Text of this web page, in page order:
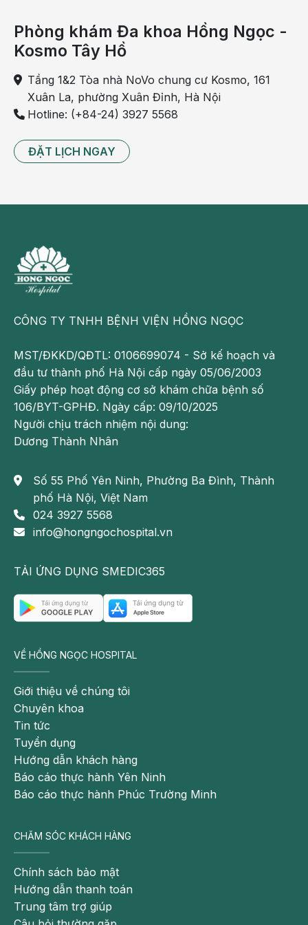
- Dạy trẻ cách rửa sạch mặt, tai và cổ
- Vệ sinh vùng kín sạch sẽ
Nếu trẻ không thích tắm, hãy dùng cách nào đó khiến
việc tắm trở nên thú vị trong mắt trẻ, ví dụ như sử dụng xà
trong lúc tắm.
Tắm gội thường xuyên để giữ thân thể sạch sẽ
Gội đầu và chải tóc
đến các vấn đề như chấy, gàu và nhiễm trùng da đầu. Trẻ
em nên được dạy để chăm sóc tóc giống như chăm sóc
làn da.
- Gội đầu ít nhất hai lần một tuần để giữ cho cho tóc
sạch bằng nước sạch.
khuyến khích con buộc hoặc tết tóc để tránh tiếp xúc trực
- Dạy trẻ hạn chế chia sẻ đồ vật cá nhân như lược, gối và
mũ.
- Cắt tỉa tóc thường xuyên cho trẻ
Có thể bạn quan tâm:
Xét nghiệm vi chất tại nhà cho trẻ em –
Hướng dẫn bổ sung canxi cho trẻ sơ sinh
Phương pháp chữa ho hiệu quả cho trẻ
Giữ cho đôi chân sạch sẽ
Phòng khám Đa khoa Hồng Ngọc -
Kosmo Tây Hồ
Tầng 1&2 Tòa nhà NoVo chung cư Kosmo, 161
Xuân La, phường Xuân Đỉnh, Hà Nội
Hotline: (+84-24) 3927 5568
ĐẶT LỊCH NGAY
CÔNG TY TNHH BỆNH VIỆN HỒNG NGỌC
MST/ĐKKD/QĐTL: 0106699074 - Sở kế hoạch và
đầu tư thành phố Hà Nội cấp ngày 05/06/2003
Giấy phép hoạt động cơ sở khám chữa bệnh số
106/BYT-GPHĐ. Ngày cấp: 09/10/2025
Người chịu trách nhiệm nội dung:
Dương Thành Nhân
Số 55 Phố Yên Ninh, Phường Ba Đình, Thành
phố Hà Nội, Việt Nam
024 3927 5568
info@hongngochospital.vn
TẢI ỨNG DỤNG SMEDIC365
VỀ HỒNG NGỌC HOSPITAL
Giới thiệu về chúng tôi
Chuyên khoa
Tin tức
Tuyển dụng
Hướng dẫn khách hàng
Báo cáo thực hành Yên Ninh
Báo cáo thực hành Phúc Trường Minh
CHĂM SÓC KHÁCH HÀNG
Chính sách bảo mật
Hướng dẫn thanh toán
Trung tâm trợ giúp